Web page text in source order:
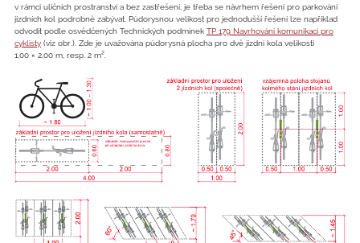
v rámci uličních prostranství a bez zastřešení, je třeba se návrhem řešení pro parkování
jízdních kol podrobně zabývat. Půdorysnou velikost pro jednodušší řešení lze například
odvodit podle osvědčených Technických podmínek TP 179 Navrhování komunikací pro
cyklisty (viz obr.). Zde je uvažována půdorysná plocha pro dvě jízdní kola velikosti
1,00 × 2,00 m, resp. 2 m².